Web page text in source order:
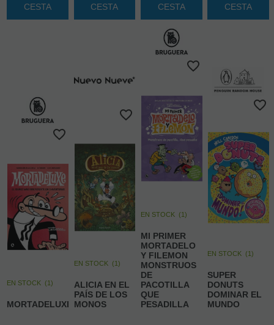
CESTA
CESTA
CESTA
CESTA
EN STOCK (1)
MORTADELUXE
EN STOCK (1)
ALICIA EN EL
PAÍS DE LOS
MONOS
EN STOCK (1)
MI PRIMER
MORTADELO
Y FILEMON
MONSTRUOS
DE
PACOTILLA
QUE
PESADILLA
EN STOCK (1)
SUPER
DONUTS
DOMINAR EL
MUNDO